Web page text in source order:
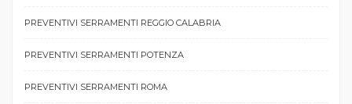
PREVENTIVI SERRAMENTI REGGIO CALABRIA
PREVENTIVI SERRAMENTI POTENZA
PREVENTIVI SERRAMENTI ROMA